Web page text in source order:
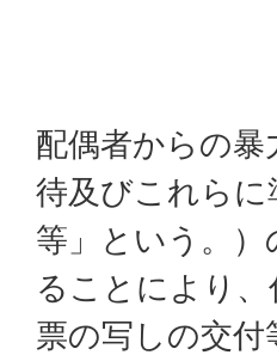
配偶者からの暴
待及びこれらに
等」という。
ることにより
票の写しの交